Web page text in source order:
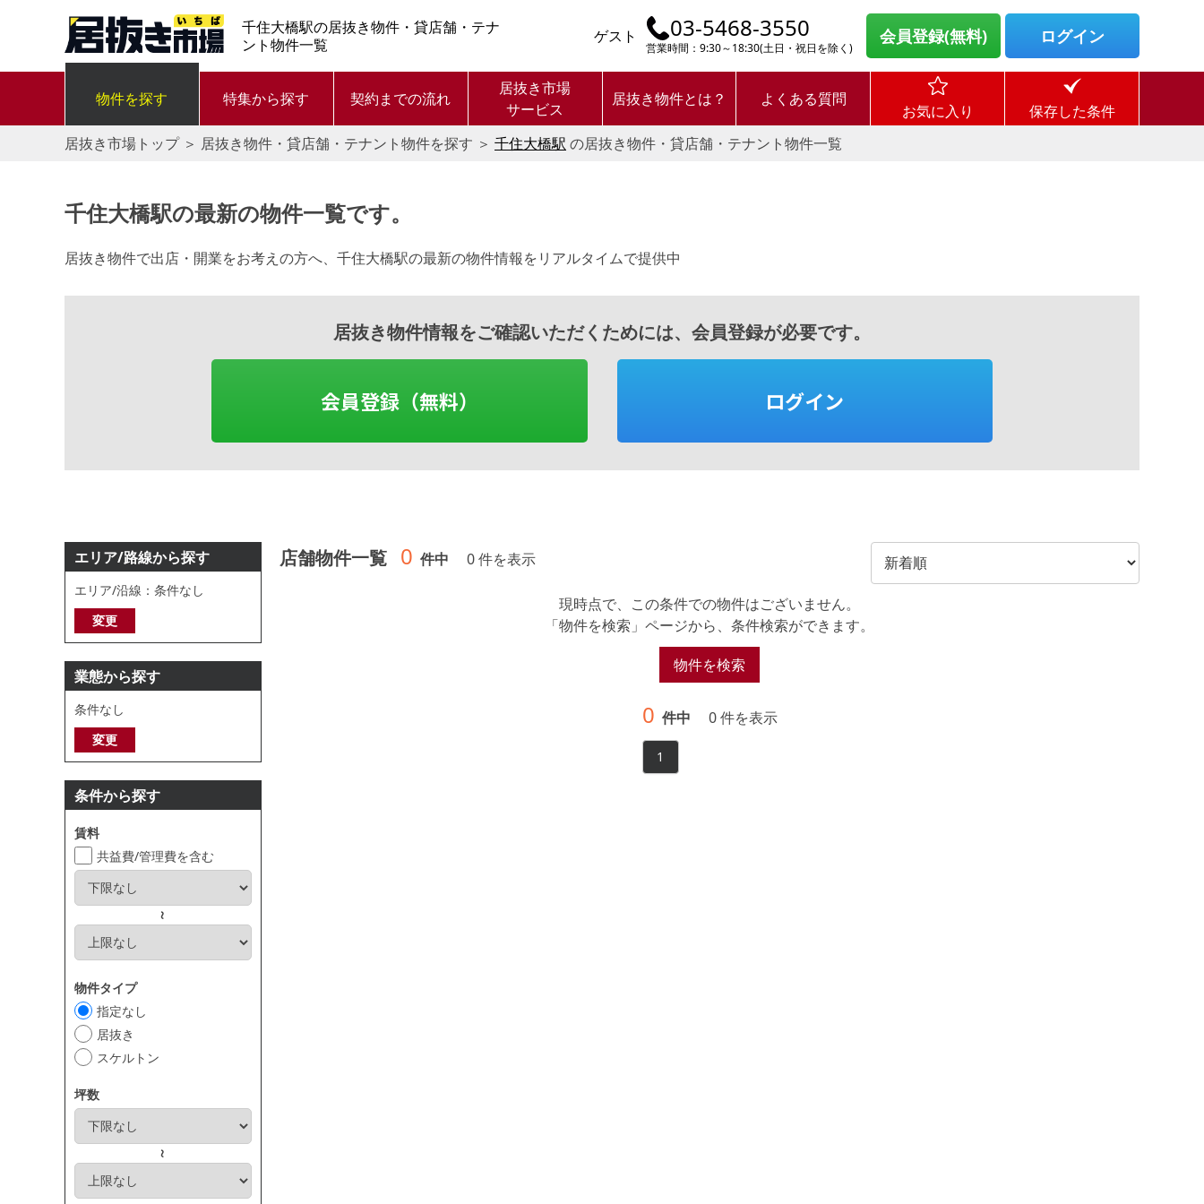
千住大橋駅の居抜き物件・貸店舗・テナ
ント物件一覧
ゲスト 03-5468-3550
営業時間：9:30～18:30(土日・祝日を除く)
会員登録(無料) ログイン
物件を探す 特集から探す 契約までの流れ
居抜き市場
サービス
居抜き物件とは？ よくある質問
お気に入り
保存した条件
居抜き市場トップ＞ 居抜き物件・貸店舗・テナント物件を探す ＞ 千住大橋駅 の居抜き物件・貸店舗・テナント物件一覧
千住大橋駅の最新の物件一覧です。
居抜き物件で出店・開業をお考えの方へ、千住大橋駅の最新の物件情報をリアルタイムで提供中
居抜き物件情報をご確認いただくためには、会員登録が必要です。
会員登録（無料） ログイン
エリア/路線から探す
エリア/沿線：条件なし
変更
業態から探す
条件なし
変更
条件から探す
賃料
共益費/管理費を含む
～
物件タイプ
指定なし
居抜き
スケルトン
坪数
～
店舗物件一覧 0 件中 0 件を表示
現時点で、この条件での物件はございません。
「物件を検索」ページから、条件検索ができます。
物件を検索
0 件中 0 件を表示
1